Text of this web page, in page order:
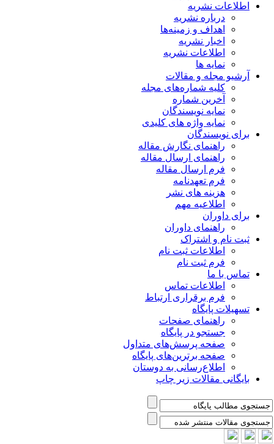
اطلاعات نشریه
درباره نشریه
اهداف و زمینه‌ها
اخبار نشریه
اطلاعات نشریه
نمایه ها
آرشیو مجله و مقالات
کلیه شماره‌های مجله
آخرین شماره
نمایه نویسندگان
نمایه واژه های کلیدی
برای نویسندگان
راهنمای نگارش مقاله
راهنمای ارسال مقاله
فرم ارسال مقاله
فرم تعهدنامه
هزینه های نشر
اطلاعیه مهم
برای داوران
راهنمای داوران
ثبت نام و اشتراک
اطلاعات ثبت نام
فرم ثبت نام
تماس با ما
اطلاعات تماس
فرم برقراری ارتباط
تسهیلات پایگاه
راهنمای صفحات
جستجو در پایگاه
صفحه پرسش‌های متداول
صفحه برترین‌های پایگاه
اطلاع‌رسانی به دوستان
بایگانی مقالات زیر چاپ